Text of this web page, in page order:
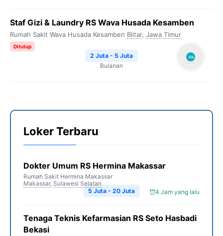
Staf Gizi & Laundry RS Wava Husada Kesamben
Rumah Sakit Wava Husada Kesamben Blitar, Jawa Timur
Ditutup
2 Juta - 5 Juta
Bulanan
Loker Terbaru
Dokter Umum RS Hermina Makassar
Rumah Sakit Hermina Makassar
Makassar, Sulawesi Selatan
4 Jam yang lalu
5 Juta - 20 Juta
Tenaga Teknis Kefarmasian RS Seto Hasbadi
Bekasi